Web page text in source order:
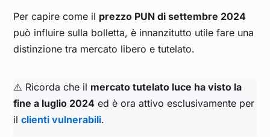
Giugno 2025 0,112
Per capire come il prezzo PUN di settembre 2024
può influire sulla bolletta, è innanzitutto utile fare una
distinzione tra mercato libero e tutelato.
⚠️ Ricorda che il mercato tutelato luce ha visto la
fine a luglio 2024 ed è ora attivo esclusivamente per
ilclienti vulnerabili.